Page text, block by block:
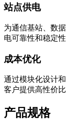
站点供电
为通信基站、数
电可靠性和稳定性
成本优化
通过模块化设计
客户提供高性价比
产品规格